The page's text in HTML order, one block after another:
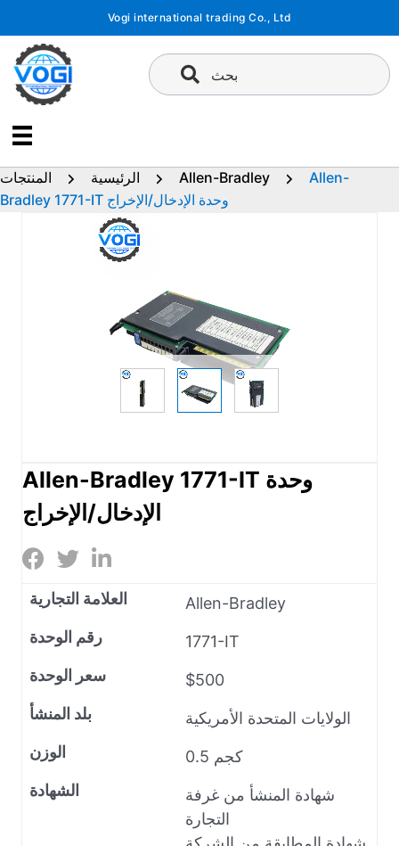
المحتوى
Vogi international trading Co., Ltd
بحث
الرئيسية المنتجات Allen-Bradley
Allen-
Bradley 1771-IT وحدة الإدخال/الإخراج
Allen-Bradley 1771-IT وحدة
الإدخال/الإخراج
العلامة التجارية
Allen-Bradley
رقم الوحدة
1771-IT
سعر الوحدة
$500
بلد المنشأ
الولايات المتحدة الأمريكية
الوزن
0.5 كجم
الشهادة
شهادة المنشأ من غرفة
التجارة